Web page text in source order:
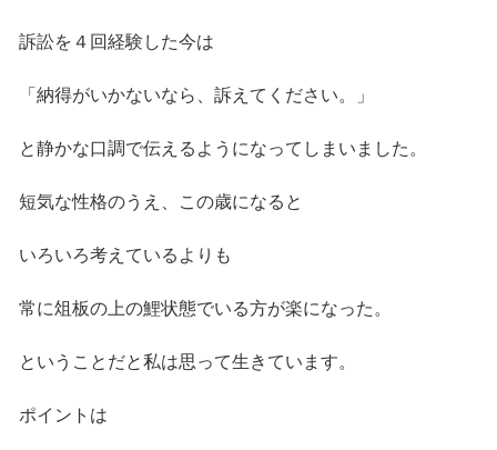
訴訟を４回経験した今は
「納得がいかないなら、訴えてください。」
と静かな口調で伝えるようになってしまいました。
短気な性格のうえ、この歳になると
いろいろ考えているよりも
常に俎板の上の鯉状態でいる方が楽になった。
ということだと私は思って生きています。
ポイントは